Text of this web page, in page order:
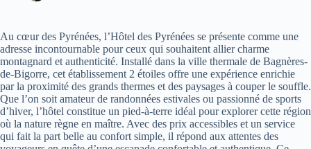
Au cœur des Pyrénées, l’Hôtel des Pyrénées se présente comme une
adresse incontournable pour ceux qui souhaitent allier charme
montagnard et authenticité. Installé dans la ville thermale de Bagnères-
de-Bigorre, cet établissement 2 étoiles offre une expérience enrichie
par la proximité des grands thermes et des paysages à couper le souffle.
Que l’on soit amateur de randonnées estivales ou passionné de sports
d’hiver, l’hôtel constitue un pied-à-terre idéal pour explorer cette région
où la nature règne en maître. Avec des prix accessibles et un service
qui fait la part belle au confort simple, il répond aux attentes des